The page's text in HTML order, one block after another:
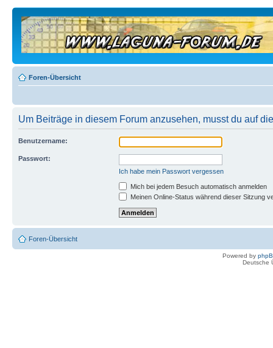
Foren-Übersicht
Um Beiträge in diesem Forum anzusehen, musst du auf
Benutzername:
Passwort:
Ich habe mein Passwort vergessen
Mich bei jedem Besuch automatisch anmelden
Meinen Online-Status während dieser Sitzung
Foren-Übersicht
Powered by
Deutsche